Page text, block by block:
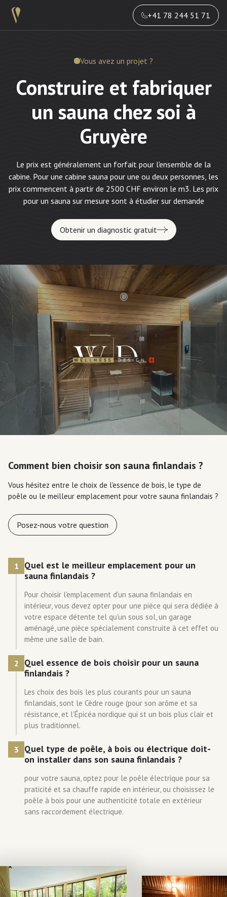
+41 78 244 51 71
Vous avez un projet ?
Construire et fabriquer
un sauna chez soi à
Gruyère
Le prix est généralement un forfait pour l'ensemble de la
cabine. Pour une cabine sauna pour une ou deux personnes, les
prix commencent à partir de 2500 CHF environ le m3. Les prix
pour un sauna sur mesure sont à étudier sur demande
Obtenir un diagnostic gratuit
Comment bien choisir son sauna finlandais ?
Vous hésitez entre le choix de l'essence de bois, le type de
poêle ou le meilleur emplacement pour votre sauna finlandais ?
Posez-nous votre question
1
Quel est le meilleur emplacement pour un
sauna finlandais ?
Pour choisir l'emplacement d'un sauna finlandais en
intérieur, vous devez opter pour une pièce qui sera dédiée à
votre espace détente tel qu'un sous sol, un garage
aménagé, une pièce spécialement construite à cet effet ou
même une salle de bain.
2
Quel essence de bois choisir pour un sauna
finlandais ?
Les choix des bois les plus courants pour un sauna
finlandais, sont le Cèdre rouge (pour son arôme et sa
résistance, et l'Épicéa nordique qui st un bois plus clair et
plus traditionnel.
3
Quel type de poêle, à bois ou électrique doit-
on installer dans son sauna finlandais ?
pour votre sauna, optez pour le poêle électrique pour sa
praticité et sa chauffe rapide en intérieur, ou choisissez le
poêle à bois pour une authenticité totale en extérieur
sans raccordement électrique.